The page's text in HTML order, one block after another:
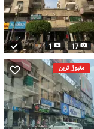
17
1
مقبول ترین